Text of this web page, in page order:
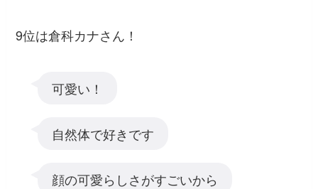
9位は倉科カナさん！
可愛い！
自然体で好きです
顔の可愛らしさがすごいから